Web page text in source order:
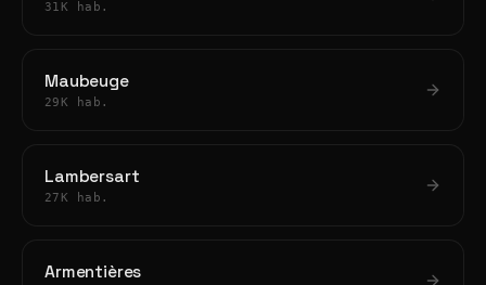
31K hab.
Maubeuge
29K hab.
Lambersart
27K hab.
Armentières